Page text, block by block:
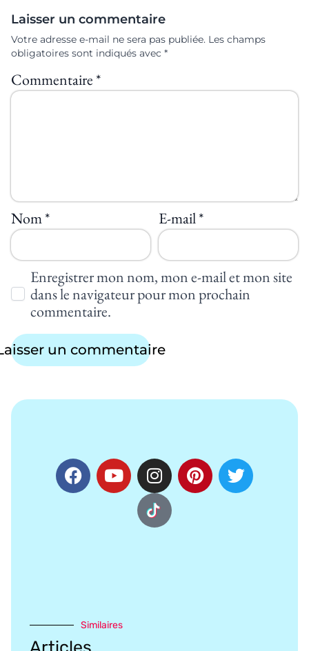
Laisser un commentaire
Votre adresse e-mail ne sera pas publiée. Les champs
obligatoires sont indiqués avec *
Commentaire*
Nom* E-mail*
Enregistrer mon nom, mon e-mail et mon site
dans le navigateur pour mon prochain
commentaire.
Similaires